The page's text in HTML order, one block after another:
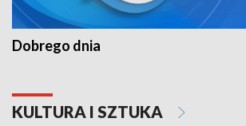
Dobrego dnia
KULTURA I SZTUKA